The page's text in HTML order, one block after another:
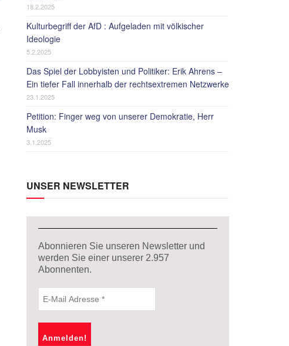
18.2.2025
Kulturbegriff der AfD : Aufgeladen mit völkischer
Ideologie
5.2.2025
Das Spiel der Lobbyisten und Politiker: Erik Ahrens –
Ein tiefer Fall innerhalb der rechtsextremen Netzwerke
23.1.2025
Petition: Finger weg von unserer Demokratie, Herr
Musk
3.1.2025
UNSER NEWSLETTER
Abonnieren Sie unseren Newsletter und
werden Sie einer unserer 2.957
Abonnenten.